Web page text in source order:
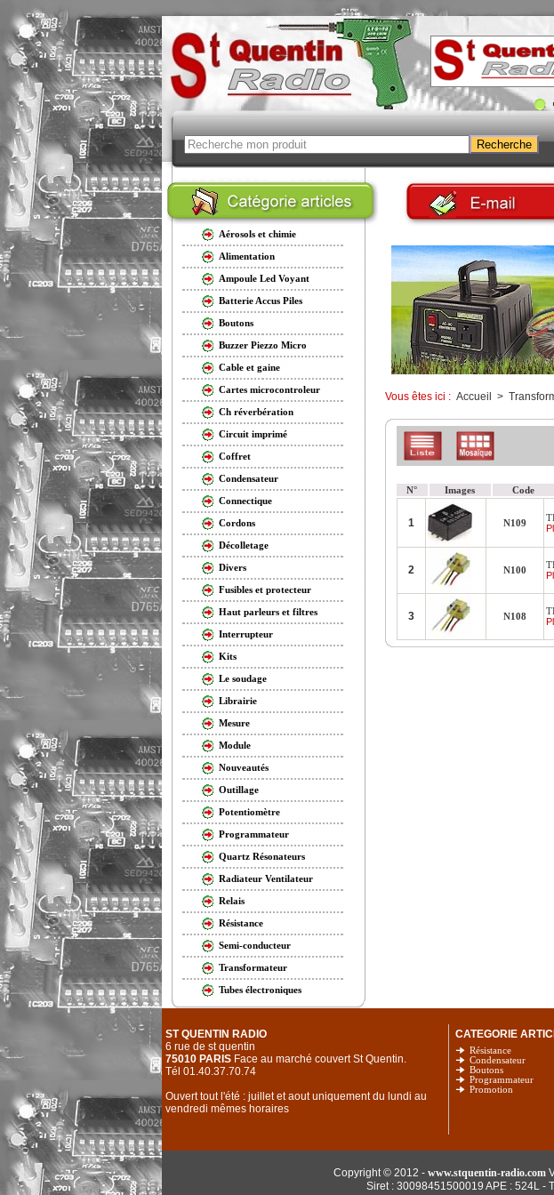
Aérosols et chimie
Alimentation
Ampoule Led Voyant
Batterie Accus Piles
Boutons
Buzzer Piezzo Micro
Cable et gaine
Cartes microcontroleur
Ch réverbération
Circuit imprimé
Coffret
Condensateur
Connectique
Cordons
Décolletage
Divers
Fusibles et protecteur
Haut parleurs et filtres
Interrupteur
Kits
Le soudage
Librairie
Mesure
Module
Nouveautés
Outillage
Potentiomètre
Programmateur
Quartz Résonateurs
Radiateur Ventilateur
Relais
Résistance
Semi-conducteur
Transformateur
Tubes électroniques
Vous êtes ici : Accueil >
N° Images Code
1 N109
2 N100
3 N108
ST QUENTIN RADIO
6 rue de st quentin
75010 PARIS Face au marché couvert St Quentin.
Tél 01.40.37.70.74
Ouvert tout l'été : juillet et aout uniquement du lundi au
vendredi mêmes horaires
CATEGORIE
Résistance
Condensateur
Boutons
Programmateur
Promotion
Copyright © 2012 - www.stquentin-radio.com
Siret : 30098451500019 APE : 524L -